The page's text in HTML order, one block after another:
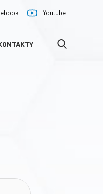
Youtube
VYHLEDÁVÁNÍ